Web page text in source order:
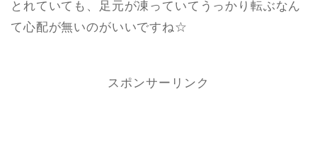
とれていても、足元が凍っていてうっかり転ぶなん
て心配が無いのがいいですね☆
スポンサーリンク